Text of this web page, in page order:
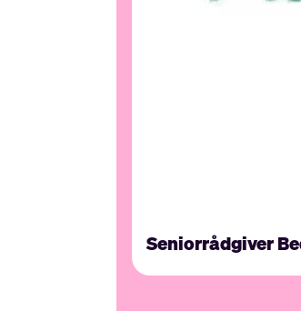
Seniorrådgiver